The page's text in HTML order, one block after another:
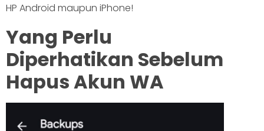
HP Android maupun iPhone!
Yang Perlu
Diperhatikan Sebelum
Hapus Akun WA